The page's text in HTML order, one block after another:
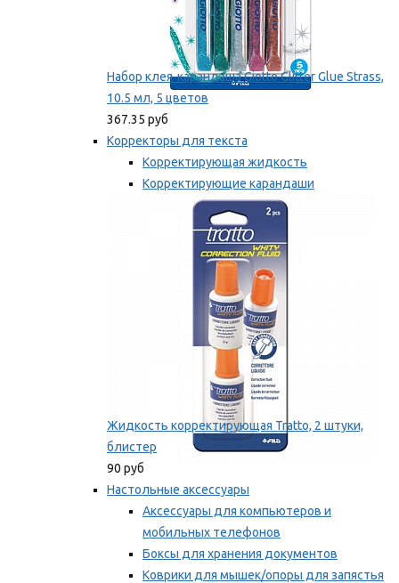
Набор клея-карандаша Giotto Glitter Glue Strass,
10.5 мл, 5 цветов
367.35 руб
Корректоры для текста
Корректирующая жидкость
Корректирующие карандаши
Корректирующие ленты
Мы рекомендуем
Жидкость корректирующая Tratto, 2 штуки,
блистер
90 руб
Настольные аксессуары
Аксессуары для компьютеров и
мобильных телефонов
Боксы для хранения документов
Коврики для мышек/опоры для запястья